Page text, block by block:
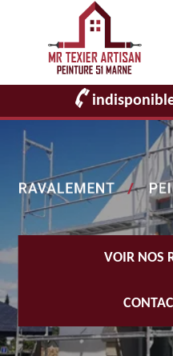
VOIR NOS